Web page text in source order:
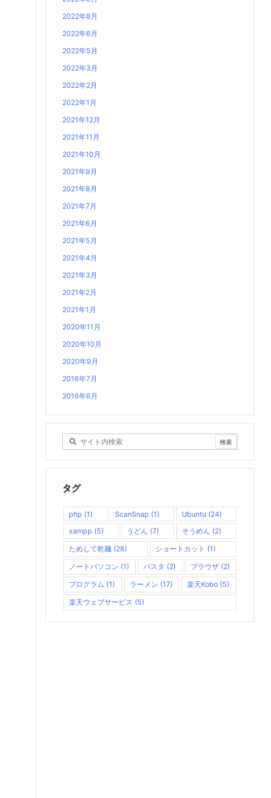
2022年8月
2022年6月
2022年5月
2022年3月
2022年2月
2022年1月
2021年12月
2021年11月
2021年10月
2021年9月
2021年8月
2021年7月
2021年6月
2021年5月
2021年4月
2021年3月
2021年2月
2021年1月
2020年11月
2020年10月
2020年9月
2016年7月
2016年6月
タグ
php (1) ScanSnap (1) Ubuntu (24)
xampp (5) うどん (7) そうめん (2)
ためして乾麺 (28) ショートカット (1)
ノートパソコン (1) パスタ (2) ブラウザ(2)
プログラム (1) ラーメン (17) 楽天Kobo (5)
楽天ウェブサービス (5)